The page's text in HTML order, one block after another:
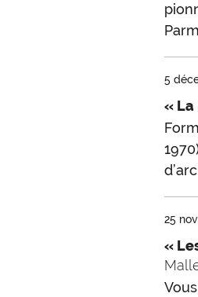
5
« La
25
«